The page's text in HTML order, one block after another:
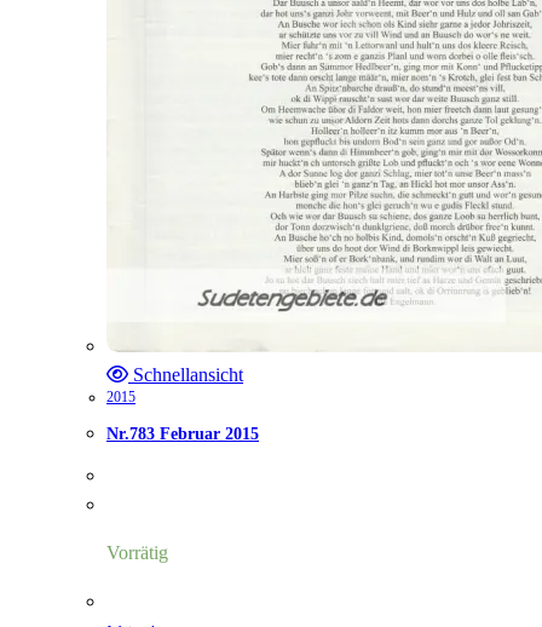
Schnellansicht
2015
Nr.783 Februar 2015
Vorrätig